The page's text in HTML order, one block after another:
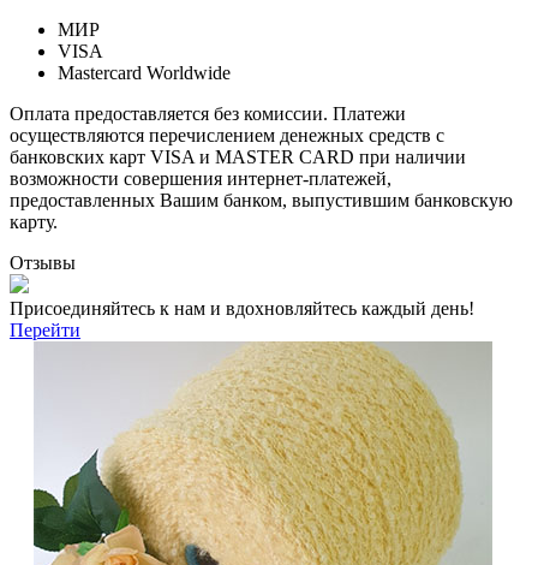
МИР
VISA
Mastercard Worldwide
Оплата предоставляется без комиссии. Платежи
осуществляются перечислением денежных средств с
банковских карт VISA и MASTER CARD при наличии
возможности совершения интернет-платежей,
предоставленных Вашим банком, выпустившим банковскую
карту.
Отзывы
Присоединяйтесь к нам и вдохновляйтесь каждый день!
Перейти